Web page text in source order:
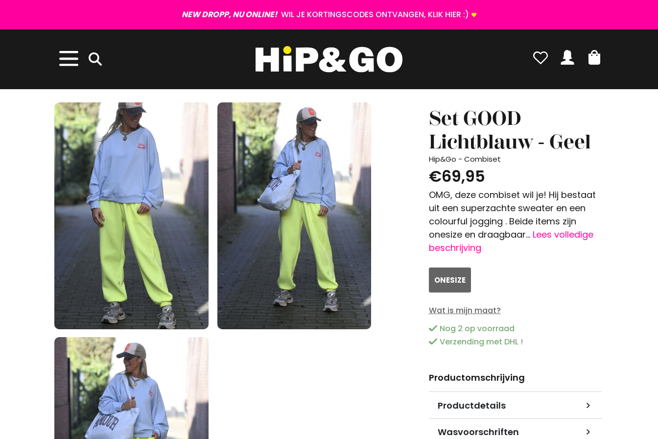
NEW DROPP, NU ONLINE! WIL JE KORTINGSCODES ONTVANGEN, KLIK HIER :)
Set GOOD
Lichtblauw - Geel
Hip&Go - Combiset
€69,95
OMG, deze combiset wil je! Hij bestaat
uit een superzachte sweater en een
colourful jogging . Beide items zijn
onesize en draagbaar... Lees volledige
beschrijving
ONESIZE
Wat is mijn maat?
Nog 2 op voorraad
Verzending met DHL !
Productomschrijving
Productdetails
Wasvoorschriften